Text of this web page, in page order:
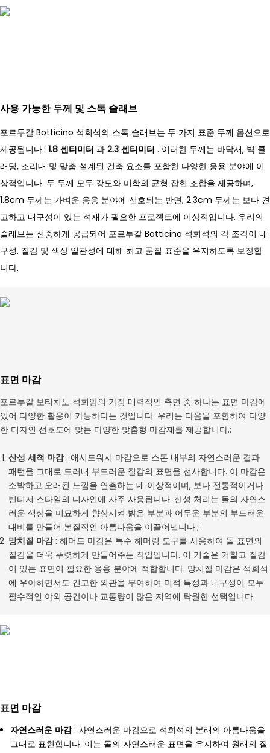
사용 가능한 두께 및 스톡 슬래브
포르투갈 Botticino 석회석의 스톡 슬래브는 두 가지 표준 두께 옵션으로
제공됩니다.: 1.8 센티미터 과 2.3 센티미터 . 이러한 두께는 바닥재, 벽 클
래딩, 조리대 및 맞춤 설계된 건축 요소를 포함한 다양한 응용 분야에 이
상적입니다. 두 두께 모두 강도와 미학의 균형 잡힌 조합을 제공하며,
1.8cm 두께는 가벼운 응용 분야에 선호되는 반면, 2.3cm 두께는 보다 견
고하고 내구성이 있는 석재가 필요한 프로젝트에 이상적입니다. 우리의
슬래브는 신중하게 공급되어 포르투갈 Botticino 석회석의 각 조각이 내
구성, 질감 및 색상 일관성에 대해 최고 품질 표준을 유지하도록 보장합
니다.
표면 마감
포르투갈 보티치노 석회암의 가장 매력적인 측면 중 하나는 표면 마감에
있어 다양한 활용이 가능하다는 것입니다. 우리는 다음을 포함하여 다양
한 디자인 선호도에 맞는 다양한 맞춤형 마감재를 제공합니다.:
산성 세척 마감 : 애시드워시 마감으로 스톤 내부의 자연스러운 결과
패턴을 그대로 드러내 부드러운 질감의 표면을 선사합니다. 이 마감은
소박하고 오래된 느낌을 연출하는 데 이상적이며, 보다 전통적이거나
빈티지 스타일의 디자인에 자주 사용됩니다. 산성 처리는 돌의 자연스
러운 색상을 미묘하게 향상시켜 밝은 부분과 어두운 부분의 부드러운
대비를 만들어 본질적인 아름다움을 이끌어냅니다.;
망치질 마감 : 해머드 마감은 특수 해머링 도구를 사용하여 돌 표면의
질감을 더욱 뚜렷하게 만들어주는 작업입니다. 이 기술은 거칠고 질감
이 있는 표면이 필요한 응용 분야에 적합합니다. 망치질 마감은 석회석
에 우아하면서도 견고한 외관을 부여하여 미적 특성과 내구성이 모두
필수적인 야외 공간이나 교통량이 많은 지역에 탁월한 선택입니다.
표면 마감
자연스러운 마감: 자연스러운 마감으로 석회석의 본래의 아름다움을
그대로 표현합니다. 이는 돌의 자연스러운 표면을 유지하여 원래의 질